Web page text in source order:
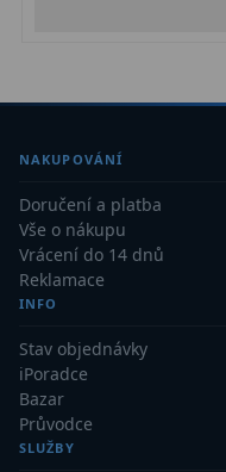
NAKUPOVÁNÍ
Doručení a platba
Vše o nákupu
Vrácení do 14 dnů
Reklamace
INFO
Stav objednávky
iPoradce
Bazar
Průvodce
SLUŽBY